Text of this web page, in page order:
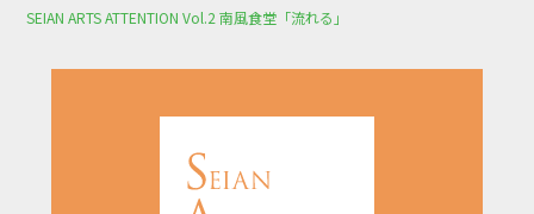
SEIAN ARTS ATTENTION Vol.2 南風食堂「流れる」